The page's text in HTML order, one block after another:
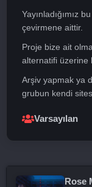
Yayınladığımız
çevirmene aittir.
Proje bize ait
alternatifi üzerine
Arşiv yapmak ya
grubun kendi
Varsayılan
Rose